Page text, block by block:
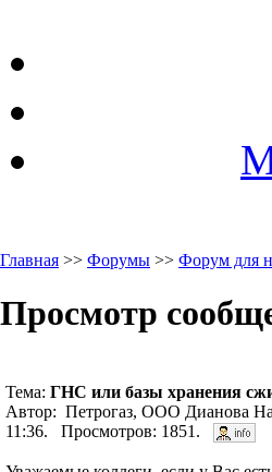
Главная >> Форумы >> Форум для
Просмотр
Тема: ГНС или базы хранения
Автор: Петрогаз, ООО Дианова
11:36. Просмотров: 1851.